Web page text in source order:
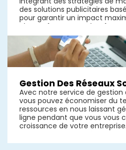
des solutions publicitaires
pour garantir un impact
plus performantes
ads, Tiktok ads et autres pour
parvienne à la bonne
Gestion Des Réseaux
Avec notre service de gestion
vous pouvez économiser du
ressources en nous laissant
ligne pendant que vous vous
croissance de votre
bâtiront une communauté